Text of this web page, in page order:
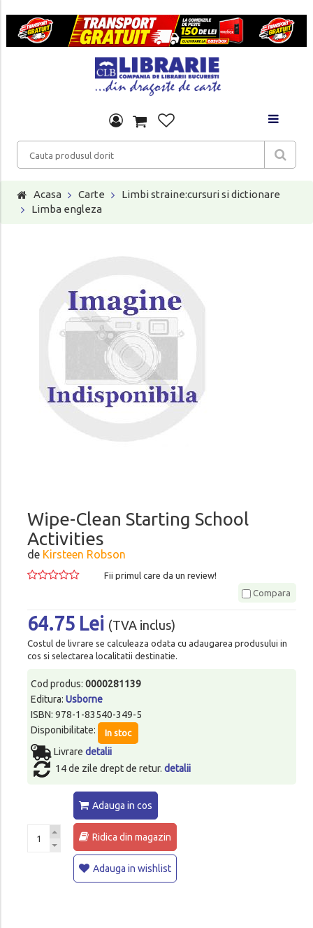
Acasa Carte
Limbi straine:cursuri si dictionare
Limba engleza
Wipe-Clean Starting School
Activities
de Kirsteen Robson
Fii primul care da un review!
Compara
64.75 Lei (TVA inclus)
Costul de livrare se calculeaza odata cu adaugarea produsului in
cos si selectarea localitatii destinatie.
Cod produs: 0000281139
Editura: Usborne
ISBN: 978-1-83540-349-5
Disponibilitate:
In stoc
Livrare detalii
14 de zile drept de retur. detalii
Adauga in cos
Ridica din magazin
Adauga in wishlist